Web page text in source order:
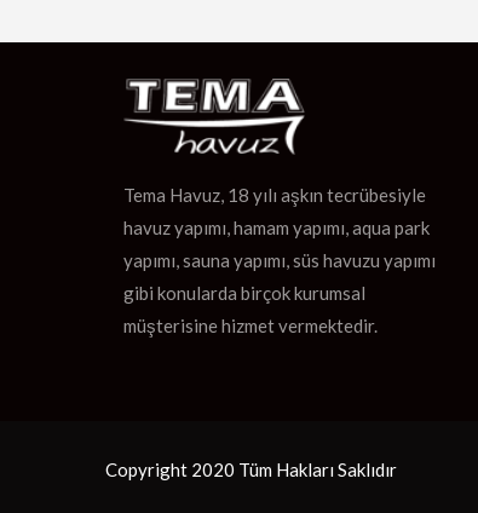
Tema Havuz, 18 yılı aşkın tecrübesiyle
havuz yapımı, hamam yapımı, aqua park
yapımı, sauna yapımı, süs havuzu yapımı
gibi konularda birçok kurumsal
müşterisine hizmet vermektedir.
Copyright 2020 Tüm Hakları Saklıdır